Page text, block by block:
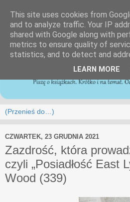
CZWARTEK, 23 GRUDNIA 2021
Zazdrość, która
czyli „Posiadłość East
Wood (339)
This site uses cookies from
and to analyze traffic. Your IP
shared with Google along with
metrics to ensure quality of
statistics, and to detect and
LEARN MORE